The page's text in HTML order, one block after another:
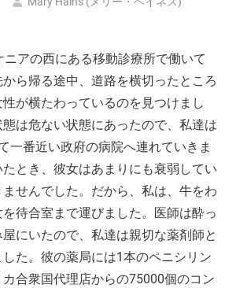
アの西にある移動診療所で働いて
ら帰る途中、道路を横切ったところ
が横たわっているのを見つけまし
は危ない状態にあったので、私達は
一番近い政府の病院へ連れていきま
とき、彼女はあまりにも衰弱してい
せんでした。だから、私は、牛をわ
待合室まで運びました。医師は酔っ
にいたので、私達は親切な薬剤師と
た。彼の薬局には1本のペニシリン
合衆国代理店からの75000個のコン